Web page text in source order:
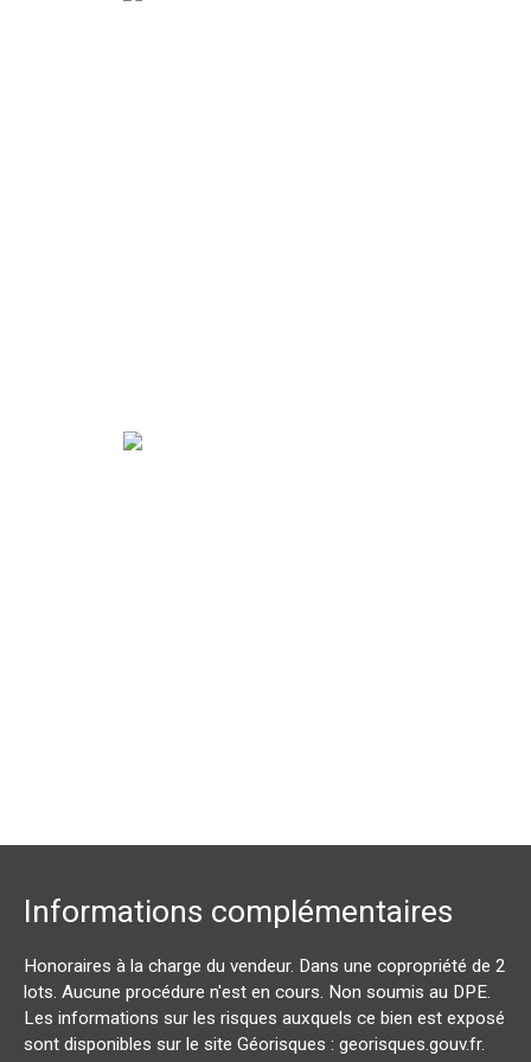
Informations complémentaires
Honoraires à la charge du vendeur. Dans une copropriété de 2
lots. Aucune procédure n'est en cours. Non soumis au DPE.
Les informations sur les risques auxquels ce bien est exposé
sont disponibles sur le site Géorisques : georisques.gouv.fr.